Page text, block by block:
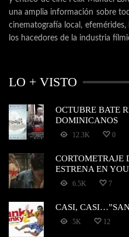
una amplia información sobre
cinematografía local,
los hacedores de la industria
LO + VISTO
OCTUBRE BATE
DOMINICANOS
12.3K 0
CORTOMETRAJE
ESTRENA EN
6.5K 7
CASI,
5K 12